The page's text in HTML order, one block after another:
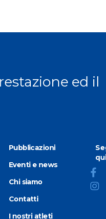
ed il
Pubblicazioni
Eventi e news
Chi siamo
Contatti
I nostri atleti